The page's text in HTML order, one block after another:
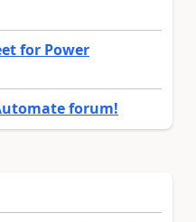
for Power
forum!